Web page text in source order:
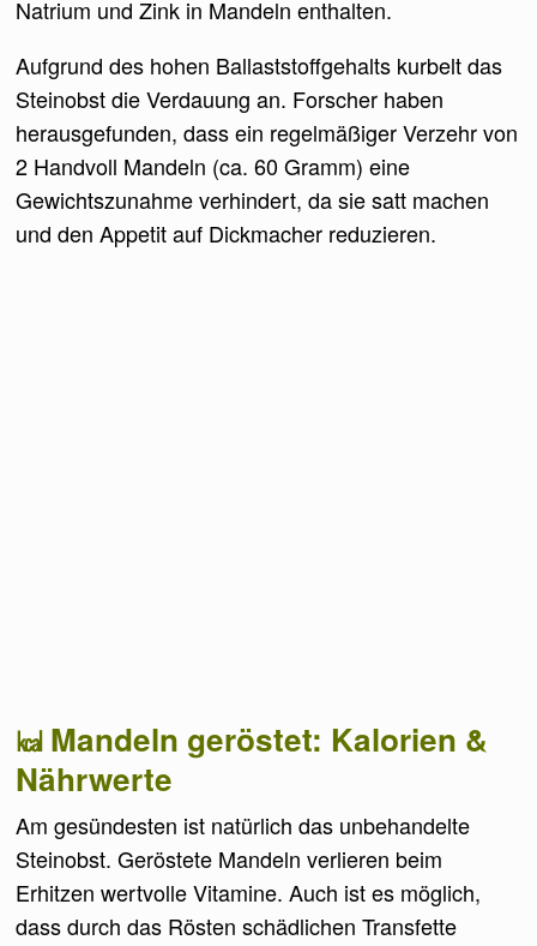
Natrium und Zink in Mandeln enthalten.
Aufgrund des hohen Ballaststoffgehalts kurbelt das
Steinobst die Verdauung an. Forscher haben
herausgefunden, dass ein regelmäßiger Verzehr von
2 Handvoll Mandeln (ca. 60 Gramm) eine
Gewichtszunahme verhindert, da sie satt machen
und den Appetit auf Dickmacher reduzieren.
Mandeln geröstet: Kalorien &
Nährwerte
Am gesündesten ist natürlich das unbehandelte
Steinobst. Geröstete Mandeln verlieren beim
Erhitzen wertvolle Vitamine. Auch ist es möglich,
dass durch das Rösten schädlichen Transfette